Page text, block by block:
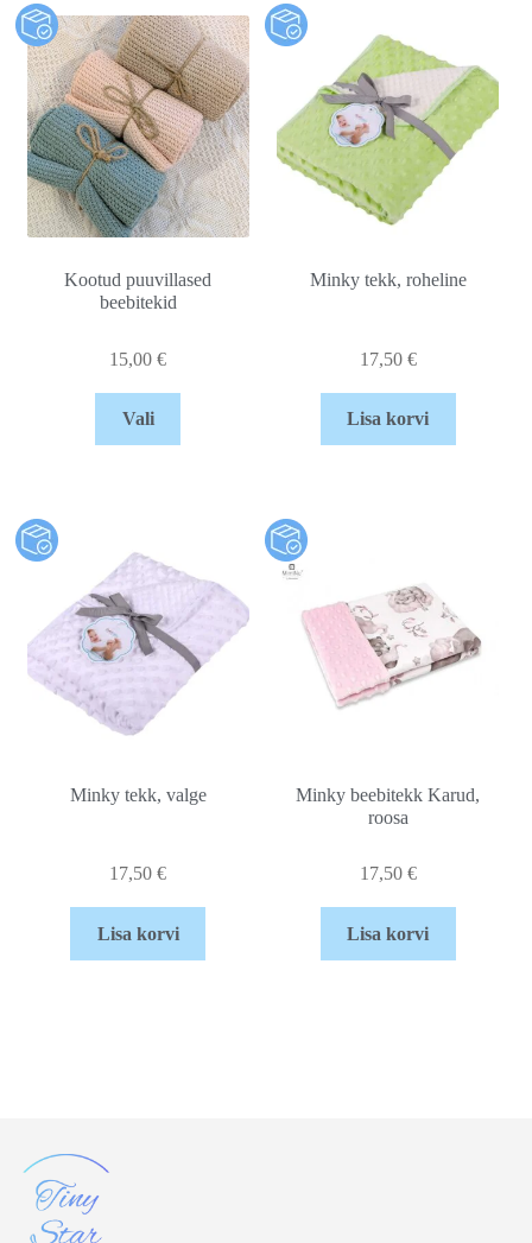
Kootud puuvillased
beebitekid
15,00€
Vali
Minky tekk, roheline
17,50 €
Lisa korvi
Minky tekk, valge
17,50€
Lisa korvi
Minky beebitekk Karud,
roosa
17,50 €
Lisa korvi